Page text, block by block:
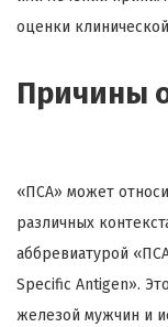
оценки
Причины
«ПСА» может
различных
аббревиатурой
Specific Antigen».
железой мужчин и